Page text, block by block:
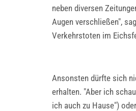
neben diversen
Augen verschließen",
Verkehrstoten im
Ansonsten dürfte sich
erhalten. "Aber ich
ich auch zu Hause")